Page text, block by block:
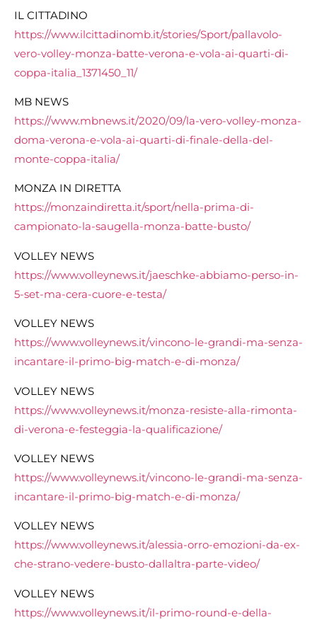
IL CITTADINO
https://www.ilcittadinomb.it/stories/Sport/pallavolo-
vero-volley-monza-batte-verona-e-vola-ai-quarti-di-
coppa-italia_1371450_11/
MB NEWS
https://www.mbnews.it/2020/09/la-vero-volley-monza-
doma-verona-e-vola-ai-quarti-di-finale-della-del-
monte-coppa-italia/
MONZA IN DIRETTA
https://monzaindiretta.it/sport/nella-prima-di-
campionato-la-saugella-monza-batte-busto/
VOLLEY NEWS
https://www.volleynews.it/jaeschke-abbiamo-perso-in-
5-set-ma-cera-cuore-e-testa/
VOLLEY NEWS
https://www.volleynews.it/vincono-le-grandi-ma-senza-
incantare-il-primo-big-match-e-di-monza/
VOLLEY NEWS
https://www.volleynews.it/monza-resiste-alla-rimonta-
di-verona-e-festeggia-la-qualificazione/
VOLLEY NEWS
https://www.volleynews.it/vincono-le-grandi-ma-senza-
incantare-il-primo-big-match-e-di-monza/
VOLLEY NEWS
https://www.volleynews.it/alessia-orro-emozioni-da-ex-
che-strano-vedere-busto-dallaltra-parte-video/
VOLLEY NEWS
https://www.volleynews.it/il-primo-round-e-della-